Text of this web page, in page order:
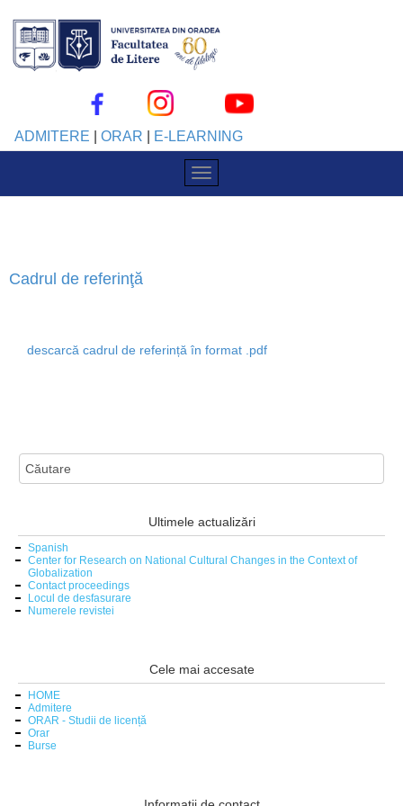
ADMITERE ORAR E-LEARNING
Cadrul de referinţă
descarcă cadrul de referință în format .pdf
Ultimele actualizări
Spanish
Center for Research on National Cultural Changes in the Context of
Globalization
Contact proceedings
Locul de desfasurare
Numerele revistei
Cele mai accesate
HOME
Admitere
ORAR - Studii de licență
Orar
Burse